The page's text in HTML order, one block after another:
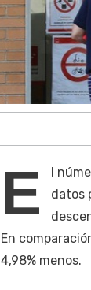
E
l
datos
En
4,98% menos.